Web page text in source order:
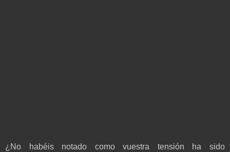
¿No habéis notado como vuestra tensión ha sido